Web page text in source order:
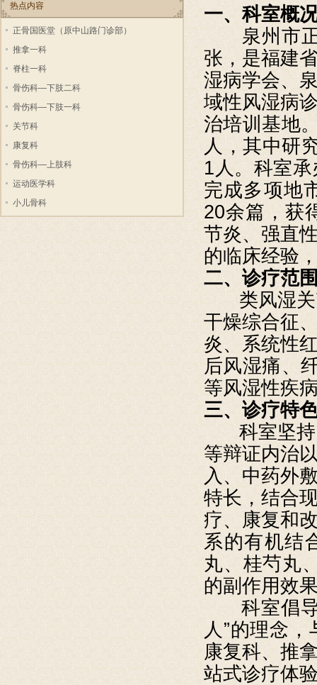
一、科室概
泉州市正
张，是福建
湿病学会、
域性风湿病
治培训基地
人，其中研
1人。科室
完成多项地
20余篇，获
节炎、强直
的临床经验
二、诊疗范
类风湿
干燥综合征
炎、系统性
后风湿痛、
等风湿性疾
三、诊疗特
科室坚
等辩证内治
入、中药外
特长，结合
疗、康复和
系的有机结
丸、桂芍丸
的副作用效
科室倡
人”的理念
康复科、推
站式诊疗体
热点内容
正骨国医堂（原中山路门诊部）
推拿一科
脊柱一科
骨伤科—下肢二科
骨伤科—下肢一科
关节科
康复科
骨伤科—上肢科
运动医学科
小儿骨科